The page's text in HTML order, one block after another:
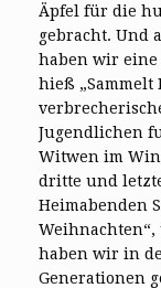
Äpfel für die
gebracht. Und
haben wir eine
hieß
Jugendlichen
Witwen im
dritte und
Heimabenden
Weihnachten“,
haben wir in
Generationen